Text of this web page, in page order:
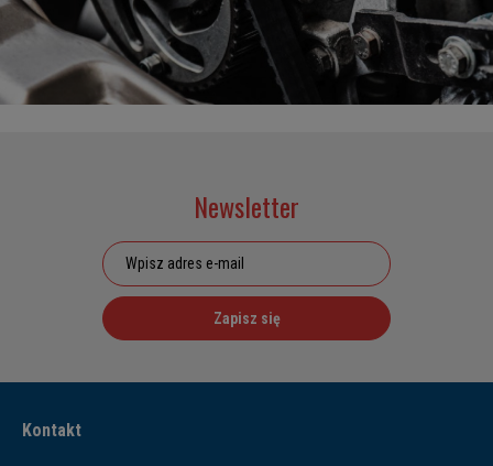
Newsletter
Zapisz się
Kontakt